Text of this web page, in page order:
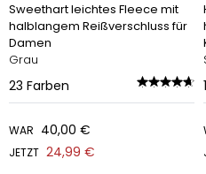
Sweethart leichtes Fleece mit
halblangem Reißverschluss für
Damen
Grau
23 Farben
WAR 40,00 €
JETZT 24,99 €